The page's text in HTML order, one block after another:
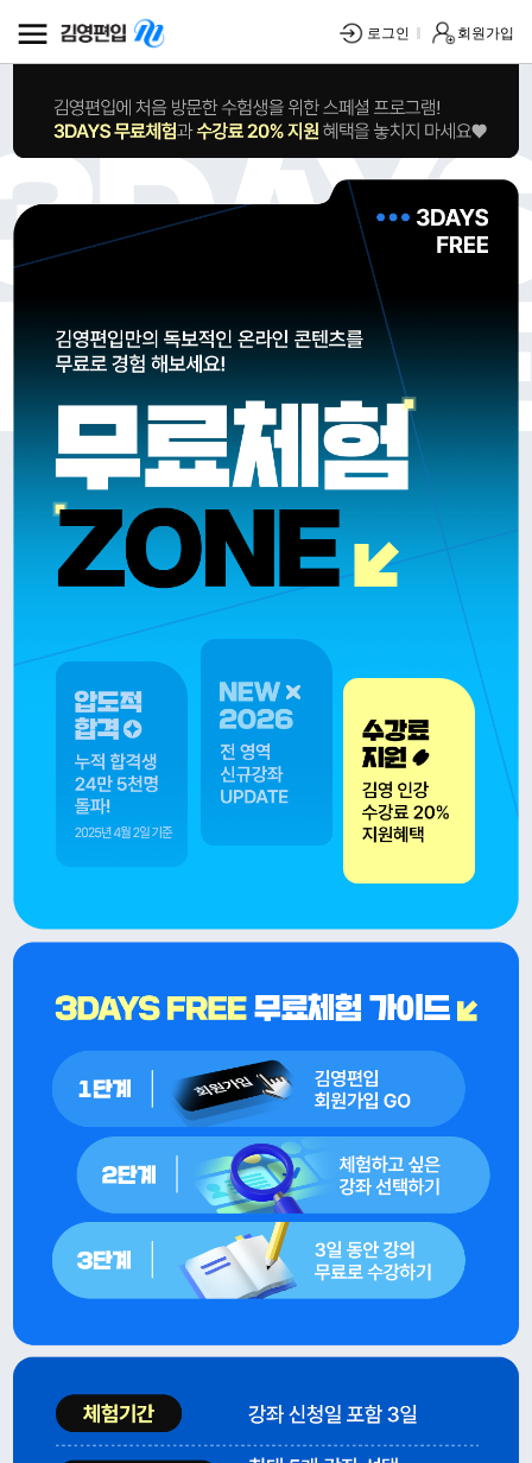
로그인 회원가입